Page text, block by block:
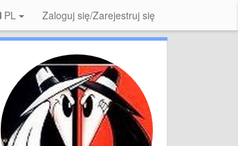
PL Zaloguj się/Zarejestruj się